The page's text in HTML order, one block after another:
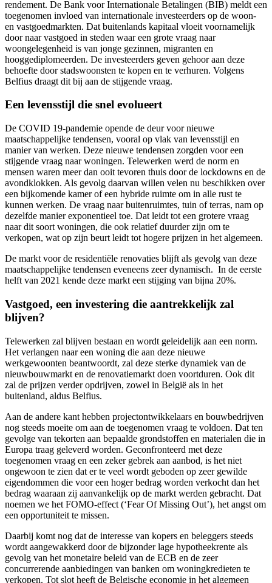
rendement. De Bank voor Internationale Betalingen (BIB) meldt een
toegenomen invloed van internationale investeerders op de woon-
en vastgoedmarkten. Dat buitenlands kapitaal vloeit voornamelijk
door naar vastgoed in steden waar een grote vraag naar
woongelegenheid is van jonge gezinnen, migranten en
hooggediplomeerden. De investeerders geven gehoor aan deze
behoefte door stadswoonsten te kopen en te verhuren. Volgens
Belfius draagt dit bij aan de stijgende vraag.
Een levensstijl die snel evolueert
De COVID 19-pandemie opende de deur voor nieuwe
maatschappelijke tendensen, vooral op vlak van levensstijl en
manier van werken. Deze nieuwe tendensen zorgden voor een
stijgende vraag naar woningen. Telewerken werd de norm en
mensen waren meer dan ooit tevoren thuis door de lockdowns en de
avondklokken. Als gevolg daarvan willen velen nu beschikken over
een bijkomende kamer of een hybride ruimte om in alle rust te
kunnen werken. De vraag naar buitenruimtes, tuin of terras, nam op
dezelfde manier exponentieel toe. Dat leidt tot een grotere vraag
naar dit soort woningen, die ook relatief duurder zijn om te
verkopen, wat op zijn beurt leidt tot hogere prijzen in het algemeen.
De markt voor de residentiële renovaties blijft als gevolg van deze
maatschappelijke tendensen eveneens zeer dynamisch. In de eerste
helft van 2021 kende deze markt een stijging van bijna 20%.
Vastgoed, een investering die aantrekkelijk zal
blijven?
Telewerken zal blijven bestaan en wordt geleidelijk aan een norm.
Het verlangen naar een woning die aan deze nieuwe
werkgewoonten beantwoordt, zal deze sterke dynamiek van de
nieuwbouwmarkt en de renovatiemarkt doen voortduren. Ook dit
zal de prijzen verder opdrijven, zowel in België als in het
buitenland, aldus Belfius.
Aan de andere kant hebben projectontwikkelaars en bouwbedrijven
nog steeds moeite om aan de toegenomen vraag te voldoen. Dat ten
gevolge van tekorten aan bepaalde grondstoffen en materialen die in
Europa traag geleverd worden. Geconfronteerd met deze
toegenomen vraag en een zeker gebrek aan aanbod, is het niet
ongewoon te zien dat er te veel wordt geboden op zeer gewilde
eigendommen die voor een hoger bedrag worden verkocht dan het
bedrag waaraan zij aanvankelijk op de markt werden gebracht. Dat
noemen we het FOMO-effect (‘Fear Of Missing Out’), het angst om
een opportuniteit te missen.
Daarbij komt nog dat de interesse van kopers en beleggers steeds
wordt aangewakkerd door de bijzonder lage hypotheekrente als
gevolg van het monetaire beleid van de ECB en de zeer
concurrerende aanbiedingen van banken om woningkredieten te
verkopen. Tot slot heeft de Belgische economie in het algemeen